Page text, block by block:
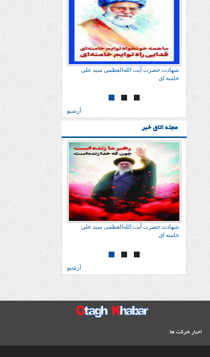
شهادت حضرت آیت
خامنه ای
شهادت حضرت آیت الله‌العظمی سید علی
خامنه ای
آرشیو
مجله اتاق خبر
شهادت حضرت آیت
خامنه ای
شهادت حضرت آیت الله‌العظمی سید علی
خامنه ای
آرشیو
اخبار شرکت ها